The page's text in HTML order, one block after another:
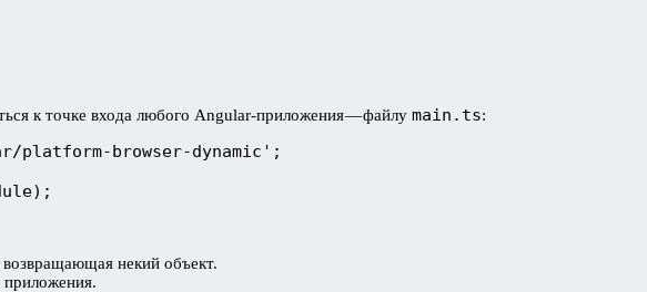
к точке входа любого Angular-приложения — файлу main.ts:
platform-browser-dynamic';
некий объект.
приложения.